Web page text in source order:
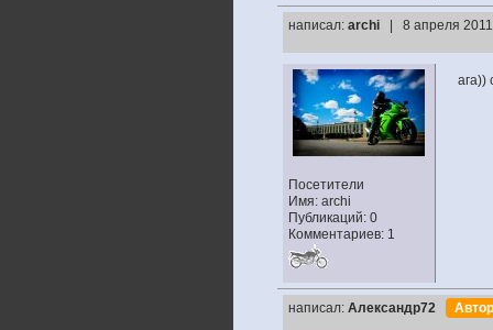
написал: archi | 8 апреля
Посетители
Имя: archi
Публикаций: 0
Комментариев: 1
ага))
написал: Александр72